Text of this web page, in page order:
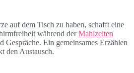
auf dem Tisch zu haben, schafft eine
während derMahlzeiten
Gespräche. Ein gemeinsames Erzählen
den Austausch.